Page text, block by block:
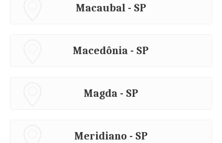
Macaubal - SP
Macedônia - SP
Magda - SP
Meridiano - SP